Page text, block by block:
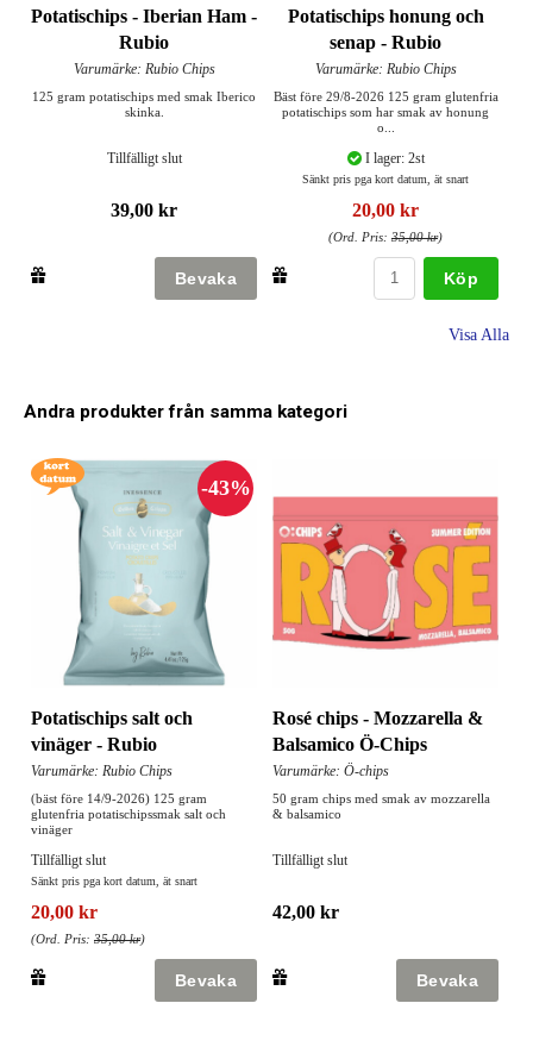
Potatischips - Iberian Ham -
Rubio
Varumärke: Rubio Chips
125 gram potatischips med smak Iberico
skinka.
Tillfälligt slut
39,00 kr
Potatischips honung och
senap - Rubio
Varumärke: Rubio Chips
Bäst före 29/8-2026 125 gram glutenfria
potatischips som har smak av honung
o...
I lager: 2st
Sänkt pris pga kort datum, ät snart
20,00 kr
(Ord. Pris: 35,00 kr)
Köp
Visa Alla
Andra produkter från samma kategori
Potatischips salt och
vinäger - Rubio
Varumärke: Rubio Chips
(bäst före 14/9-2026) 125 gram
glutenfria potatischipssmak salt och
vinäger
Tillfälligt slut
Sänkt pris pga kort datum, ät snart
20,00 kr
(Ord. Pris: 35,00 kr)
Rosé chips - Mozzarella &
Balsamico Ö-Chips
Varumärke: Ö-chips
50 gram chips med smak av mozzarella
& balsamico
Tillfälligt slut
42,00 kr